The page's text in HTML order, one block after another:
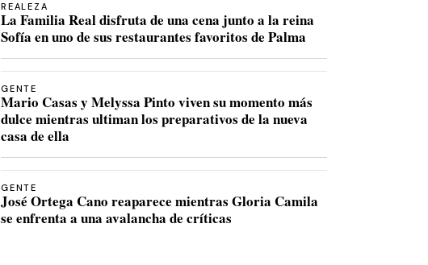
REALEZA
La Familia Real disfruta de una cena junto a la reina
Sofía en uno de sus restaurantes favoritos de Palma
GENTE
Mario Casas y Melyssa Pinto viven su momento más
dulce mientras ultiman los preparativos de la nueva
casa de ella
GENTE
José Ortega Cano reaparece mientras Gloria Camila
se enfrenta a una avalancha de críticas